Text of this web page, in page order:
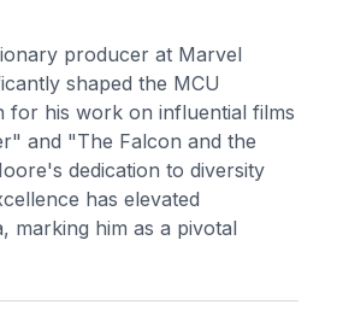
producer at Marvel
shaped the MCU
for his work on influential films
and "The Falcon and the
dedication to diversity
has elevated
marking him as a pivotal